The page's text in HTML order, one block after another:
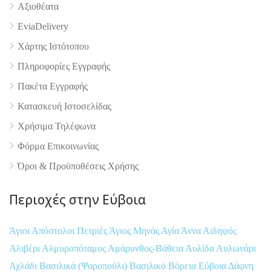
Αξιοθέατα
EviaDelivery
Χάρτης Ιστότοπου
Πληροφορίες Εγγραφής
Πακέτα Εγγραφής
Κατασκευή Ιστοσελίδας
Χρήσιμα Τηλέφωνα
Φόρμα Επικοινωνίας
Όροι & Προϋποθέσεις Xρήσης
Περιοχές στην Εύβοια
Άγιοι Απόστολοι Πετριές Άγιος Μηνάς Αγία Άννα Αιδηψός
Αλιβέρι Αλμυροπόταμος Αμάρυνθος-Βάθεια Αυλίδα Αυλωνάρι
Αχλάδι Βασιλικά (Ψαροπούλι) Βασιλικό Βόρεια Εύβοια Δάφνη